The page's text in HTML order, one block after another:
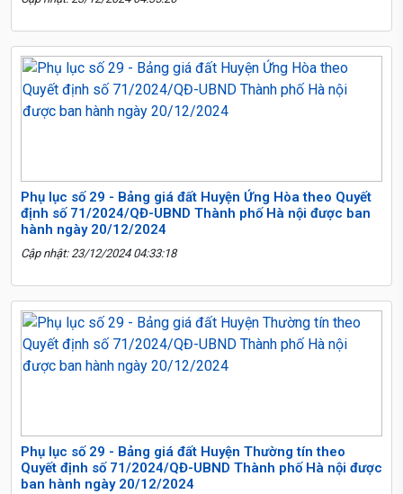
Phụ lục số 29 - Bảng giá đất Huyện Ứng Hòa theo Quyết
định số 71/2024/QĐ-UBND Thành phố Hà nội được ban
hành ngày 20/12/2024
Cập nhật: 23/12/2024 04:33:18
Phụ lục số 29 - Bảng giá đất Huyện Thường tín theo
Quyết định số 71/2024/QĐ-UBND Thành phố Hà nội được
ban hành ngày 20/12/2024